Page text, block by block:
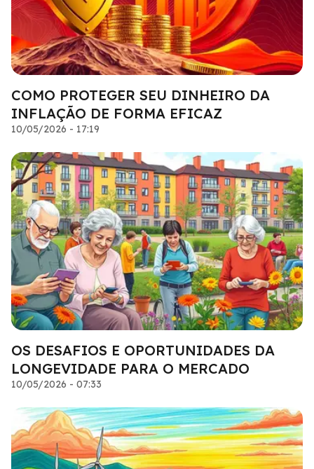
COMO PROTEGER SEU DINHEIRO DA
INFLAÇÃO DE FORMA EFICAZ
10/05/2026 - 17:19
OS DESAFIOS E OPORTUNIDADES DA
LONGEVIDADE PARA O MERCADO
10/05/2026 - 07:33